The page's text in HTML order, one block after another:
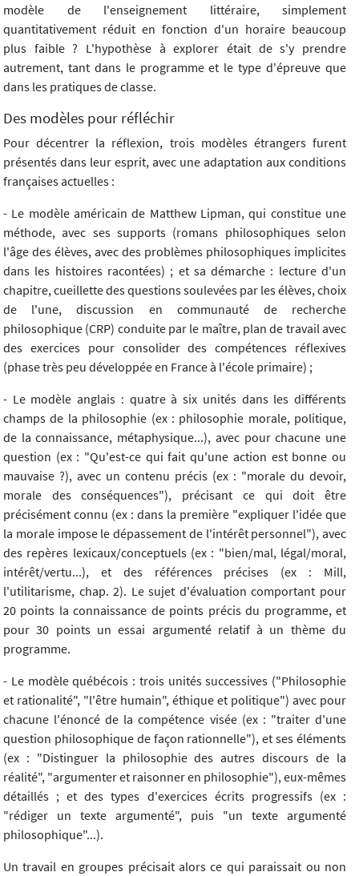
modèle de l'enseignement littéraire, simplement
quantitativement réduit en fonction d'un horaire beaucoup
plus faible ? L'hypothèse à explorer était de s'y prendre
autrement, tant dans le programme et le type d'épreuve que
dans les pratiques de classe.
Des modèles pour réfléchir
Pour décentrer la réflexion, trois modèles étrangers furent
présentés dans leur esprit, avec une adaptation aux conditions
françaises actuelles :
- Le modèle américain de Matthew Lipman, qui constitue une
méthode, avec ses supports (romans philosophiques selon
l'âge des élèves, avec des problèmes philosophiques implicites
dans les histoires racontées) ; et sa démarche : lecture d'un
chapitre, cueillette des questions soulevées par les élèves, choix
de l'une, discussion en communauté de recherche
philosophique (CRP) conduite par le maître, plan de travail avec
des exercices pour consolider des compétences réflexives
(phase très peu développée en France à l'école primaire) ;
- Le modèle anglais : quatre à six unités dans les différents
champs de la philosophie (ex : philosophie morale, politique,
de la connaissance, métaphysique...), avec pour chacune une
question (ex : "Qu'est-ce qui fait qu'une action est bonne ou
mauvaise ?), avec un contenu précis (ex : "morale du devoir,
morale des conséquences"), précisant ce qui doit être
précisément connu (ex : dans la première "expliquer l'idée que
la morale impose le dépassement de l'intérêt personnel"), avec
des repères lexicaux/conceptuels (ex : "bien/mal, légal/moral,
intérêt/vertu...), et des références précises (ex : Mill,
l'utilitarisme, chap. 2). Le sujet d'évaluation comportant pour
20 points la connaissance de points précis du programme, et
pour 30 points un essai argumenté relatif à un thème du
programme.
- Le modèle québécois : trois unités successives ("Philosophie
et rationalité", "l'être humain", éthique et politique") avec pour
chacune l'énoncé de la compétence visée (ex : "traiter d'une
question philosophique de façon rationnelle"), et ses éléments
(ex : "Distinguer la philosophie des autres discours de la
réalité", "argumenter et raisonner en philosophie"), eux-mêmes
détaillés ; et des types d'exercices écrits progressifs (ex :
"rédiger un texte argumenté", puis "un texte argumenté
philosophique"...).
Un travail en groupes précisait alors ce qui paraissait ou non